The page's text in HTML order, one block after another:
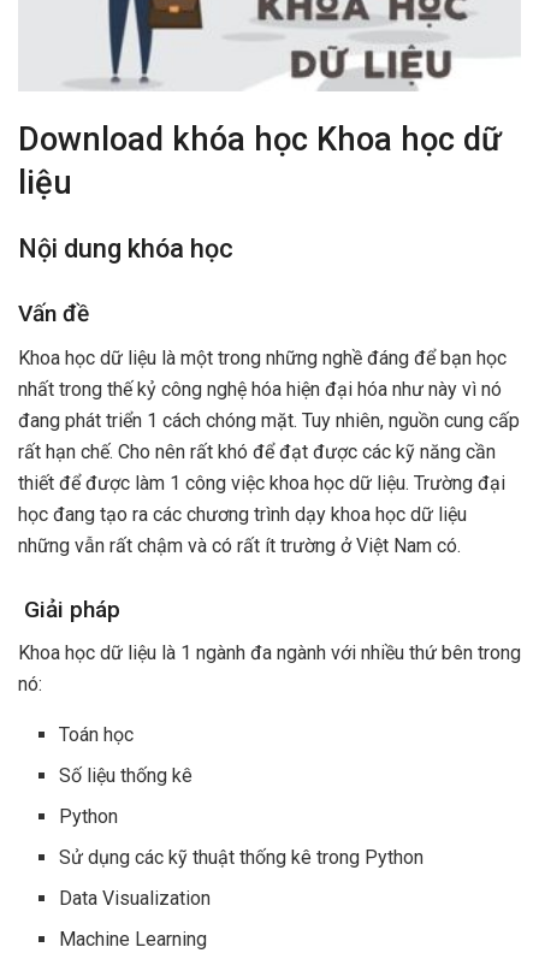
Download khóa học Khoa học dữ
liệu
Nội dung khóa học
Vấn đề
Khoa học dữ liệu là một trong những nghề đáng để bạn học
nhất trong thế kỷ công nghệ hóa hiện đại hóa như này vì nó
đang phát triển 1 cách chóng mặt. Tuy nhiên, nguồn cung cấp
rất hạn chế. Cho nên rất khó để đạt được các kỹ năng cần
thiết để được làm 1 công việc khoa học dữ liệu. Trường đại
học đang tạo ra các chương trình dạy khoa học dữ liệu
những vẫn rất chậm và có rất ít trường ở Việt Nam có.
Giải pháp
Khoa học dữ liệu là 1 ngành đa ngành với nhiều thứ bên trong
nó:
Toán học
Số liệu thống kê
Python
Sử dụng các kỹ thuật thống kê trong Python
Data Visualization
Machine Learning